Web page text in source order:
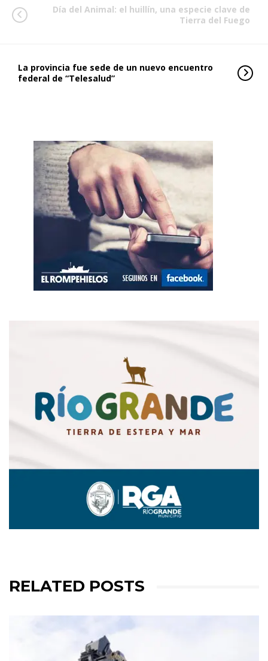
Día del Animal: el huillín, una especie clave de
Tierra del Fuego
La provincia fue sede de un nuevo encuentro
federal de “Telesalud”
RELATED POSTS